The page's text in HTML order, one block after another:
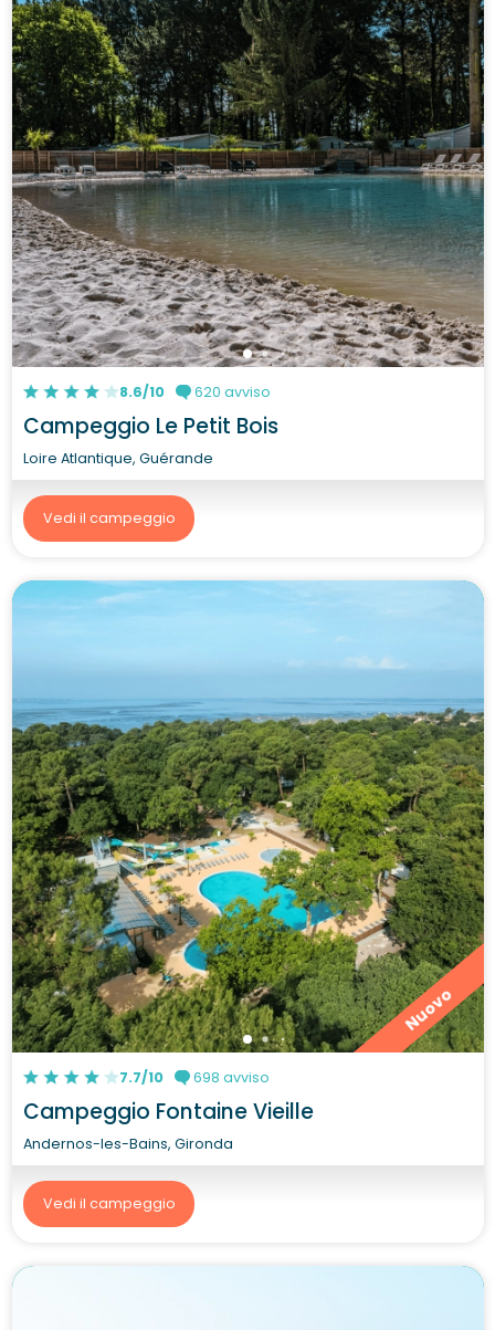
8.6/10 620 avviso
Campeggio Le Petit Bois
Loire Atlantique, Guérande
Vedi il campeggio
Nuovo
7.7/10 698 avviso
Campeggio Fontaine Vieille
Andernos-les-Bains, Gironda
Vedi il campeggio